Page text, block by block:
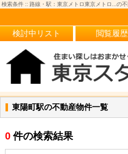
検索条件 :: 路線・駅：東京メトロ東京メトロ...の
検討中リスト 閲覧履歴
東陽町駅の不動産物件一覧
0 件の検索結果